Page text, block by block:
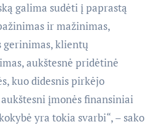
galima sudėti į paprastą
ir mažinimas,
gerinimas, klientų
aukštesnė pridėtinė
kuo didesnis pirkėjo
įmonės finansiniai
yra tokia svarbi“, – sako